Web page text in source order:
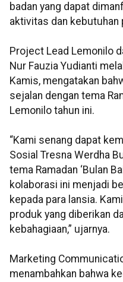
badan yang dapat
aktivitas dan kebutuhan
Project Lead Lemonilo
Nur Fauzia Yudianti
Kamis, mengatakan
sejalan dengan tema
Lemonilo tahun ini.
“Kami senang dapat
Sosial Tresna Werdha
tema Ramadan ‘Bulan
kolaborasi ini menjadi
kepada para lansia.
produk yang diberikan
kebahagiaan,” ujarnya.
Marketing
menambahkan bahwa